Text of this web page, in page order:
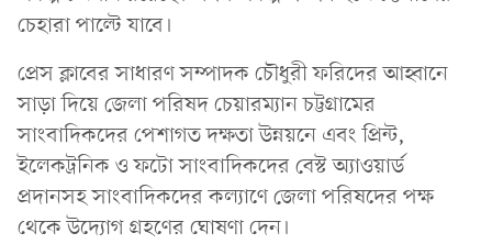
চেহারা পাল্টে যাবে।
প্রেস ক্লাবের সাধারণ সম্পাদক চৌধুরী ফরিদের আহ্বানে
সাড়া দিয়ে জেলা পরিষদ চেয়ারম্যান চট্টগ্রামের
সাংবাদিকদের পেশাগত দক্ষতা উন্নয়নে এবং প্রিন্ট,
ইলেকট্রনিক ও ফটো সাংবাদিকদের বেস্ট অ্যাওয়ার্ড
প্রদানসহ সাংবাদিকদের কল্যাণে জেলা পরিষদের পক্ষ
থেকে উদ্যোগ গ্রহণের ঘোষণা দেন।